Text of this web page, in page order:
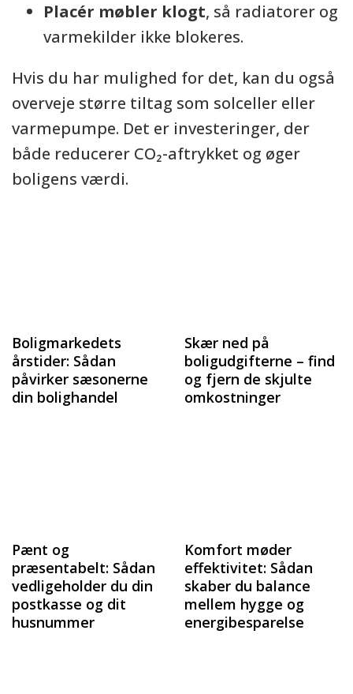
Placér møbler klogt, så radiatorer og
varmekilder ikke blokeres.
Hvis du har mulighed for det, kan du også
overveje større tiltag som solceller eller
varmepumpe. Det er investeringer, der
både reducerer CO₂-aftrykket og øger
boligens værdi.
Boligmarkedets
årstider: Sådan
påvirker sæsonerne
din bolighandel
Skær ned på
boligudgifterne – find
og fjern de skjulte
omkostninger
Pænt og
præsentabelt: Sådan
vedligeholder du din
postkasse og dit
husnummer
Komfort møder
effektivitet: Sådan
skaber du balance
mellem hygge og
energibesparelse